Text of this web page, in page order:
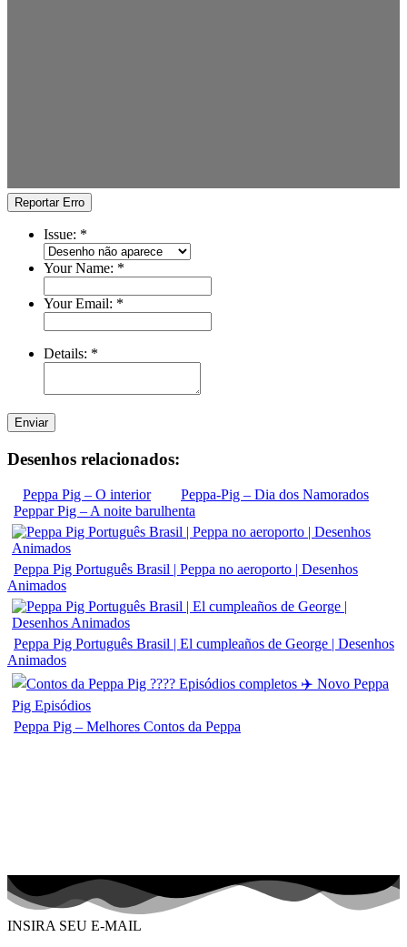
Reportar Erro
Issue: *
Your Name: *
Your Email: *
Details: *
Enviar
Desenhos relacionados:
Peppa Pig – O interior
Peppa-Pig – Dia dos Namorados
Peppar Pig – A noite barulhenta
Peppa Pig Português Brasil | Peppa no aeroporto | Desenhos
Animados
Peppa Pig Português Brasil | El cumpleaños de George | Desenhos
Animados
Peppa Pig – Melhores Contos da Peppa
INSIRA SEU E-MAIL